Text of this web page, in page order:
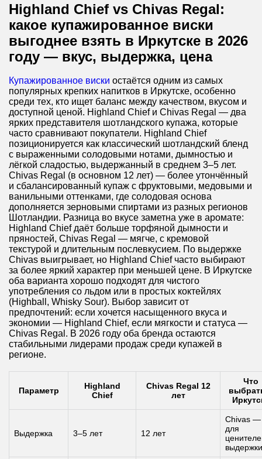
Highland Chief vs Chivas Regal:
какое купажированное виски
выгоднее взять в Иркутске в 2026
году — вкус, выдержка, цена
Купажированное виски остаётся одним из самых
популярных крепких напитков в Иркутске, особенно
среди тех, кто ищет баланс между качеством, вкусом и
доступной ценой. Highland Chief и Chivas Regal — два
ярких представителя шотландского купажа, которые
часто сравнивают покупатели. Highland Chief
позиционируется как классический шотландский бленд
с выраженными солодовыми нотами, дымностью и
лёгкой сладостью, выдержанный в среднем 3–5 лет.
Chivas Regal (в основном 12 лет) — более утончённый
и сбалансированный купаж с фруктовыми, медовыми и
ванильными оттенками, где солодовая основа
дополняется зерновыми спиртами из разных регионов
Шотландии. Разница во вкусе заметна уже в аромате:
Highland Chief даёт больше торфяной дымности и
пряностей, Chivas Regal — мягче, с кремовой
текстурой и длительным послевкусием. По выдержке
Chivas выигрывает, но Highland Chief часто выбирают
за более яркий характер при меньшей цене. В Иркутске
оба варианта хорошо подходят для чистого
употребления со льдом или в простых коктейлях
(Highball, Whisky Sour). Выбор зависит от
предпочтений: если хочется насыщенного вкуса и
экономии — Highland Chief, если мягкости и статуса —
Chivas Regal. В 2026 году оба бренда остаются
стабильными лидерами продаж среди купажей в
регионе.
Параметр
Highland
Chief
Chivas Regal 12
лет
Что
Выдержка 3–5 лет 12 лет
Chivas —
для
выдержки